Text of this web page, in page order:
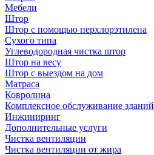
Мебели
Штор
Штор с помощью перхлорэтилена
Сухого типа
Углеводородная чистка штор
Штор на весу
Штор с выездом на дом
Матраса
Ковролина
Комплексное обслуживание зданий
Инжиниринг
Дополнительные услуги
Чистка вентиляции
Чистка вентиляции от жира